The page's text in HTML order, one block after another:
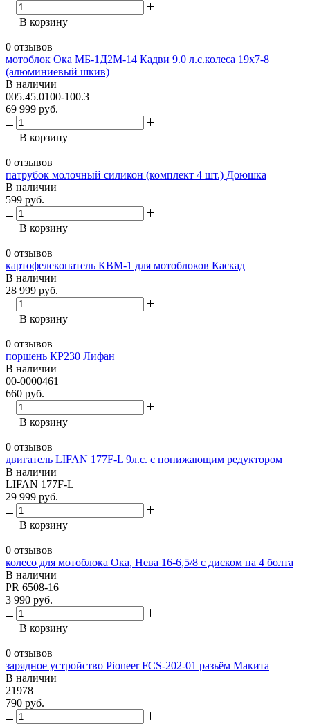
В корзину
0 отзывов
мотоблок Ока МБ-1Д2М-14 Кадви 9.0 л.с.колеса 19х7-8
(алюминиевый шкив)
В наличии
005.45.0100-100.3
69 999 руб.
В корзину
0 отзывов
патрубок молочный силикон (комплект 4 шт.) Доюшка
В наличии
599 руб.
В корзину
0 отзывов
картофелекопатель КВM-1 для мотоблоков Каскад
В наличии
28 999 руб.
В корзину
0 отзывов
поршень КР230 Лифан
В наличии
00-0000461
660 руб.
В корзину
0 отзывов
двигатель LIFAN 177F-L 9л.с. с понижающим редуктором
В наличии
LIFAN 177F-L
29 999 руб.
В корзину
0 отзывов
колесо для мотоблока Ока, Нева 16-6,5/8 с диском на 4 болта
В наличии
PR 6508-16
3 990 руб.
В корзину
0 отзывов
зарядное устройство Pioneer FCS-202-01 разьём Макита
В наличии
21978
790 руб.